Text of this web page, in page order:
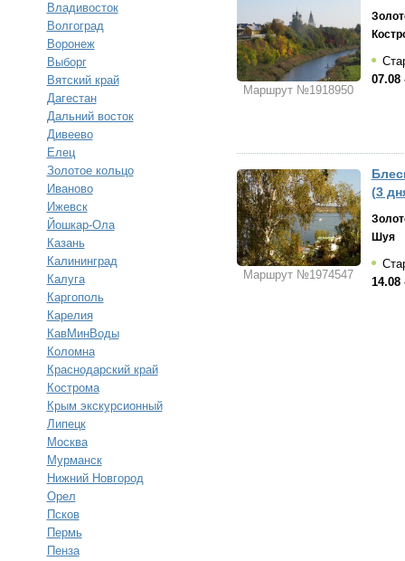
Владивосток
Волгоград
Воронеж
Выборг
Вятский край
Дагестан
Дальний восток
Дивеево
Елец
Золотое кольцо
Иваново
Ижевск
Йошкар-Ола
Казань
Калининград
Калуга
Каргополь
Карелия
КавМинВоды
Коломна
Краснодарский край
Кострома
Крым экскурсионный
Липецк
Москва
Мурманск
Нижний Новгород
Орел
Псков
Пермь
Пенза
Маршрут №1918950
07.08
Маршрут №1974547
(3
Шуя
14.08